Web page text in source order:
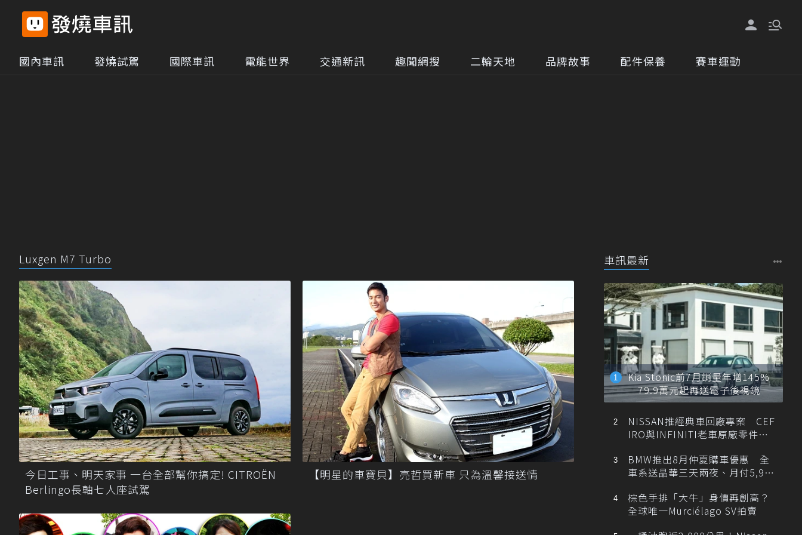
國內車訊 發燒試駕 國際車訊 電能世界 交通新訊 趣聞網搜 二輪天地 品牌故事 配件保養 賽車運動
Luxgen M7 Turbo
今日工事、明天家事 一台全部幫你搞定! CITROËN
Berlingo長軸七人座試駕
【明星的車寶貝】亮哲買新車 只為溫馨接送情
車訊最新
Kia Stonic前7月銷量年增145%
79.9萬元起再送電子後視鏡
NISSAN推經典車回廠專案 CEF
IRO與INFINITI老車原廠零件最
BMW推出8月仲夏購車優惠 全
車系送晶華三天兩夜、月付5,900
棕色手排「大牛」身價再創高？
全球唯一Murciélago SV拍賣